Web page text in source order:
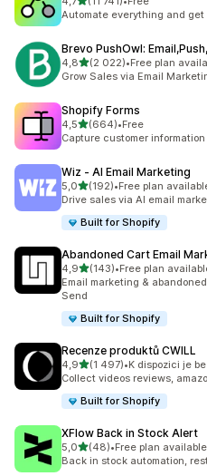
Celkový počet recenzí: 11741
Automate everything and get
Brevo PushOwl:
4,8z 5 hvězd
(2 022)
Celkový počet recenzí: 2022
•Free plan
Grow Sales via Email
Shopify Forms
4,5z 5 hvězd
(664)
Celkový počet recenzí: 664
•Free
Capture customer
Wiz ‑ AI Email Marketing
5,0z 5 hvězd
(192)
Celkový počet recenzí: 192
•Free plan
Drive sales via AI email
Built for Shopify
Abandoned Cart Email
4,9z 5 hvězd
(143)
Celkový počet recenzí: 143
•Free plan
Email marketing &
Send
Built for Shopify
Recenze produktů CWILL
4,9z 5 hvězd
(1 497)
Celkový počet recenzí: 1497
•K dispozici je
Collect videos reviews,
Built for Shopify
XFlow Back in Stock Alert
5,0z 5 hvězd
(48)
Celkový počet recenzí: 48
•Free plan available
Back in stock automation,